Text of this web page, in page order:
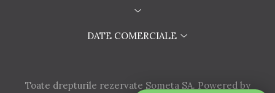
DATE COMERCIALE
Toate drepturile rezervate Someta SA. Powered by